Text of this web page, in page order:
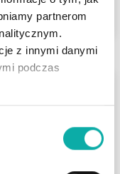
partnerom
z innymi danymi
podczas
ZOBACZ
| parter |